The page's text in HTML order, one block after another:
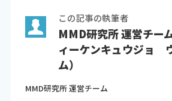
この記事の執筆者
MMD研究所 運営チー
ィーケンキュウジョ
ム）
MMD研究所 運営チーム